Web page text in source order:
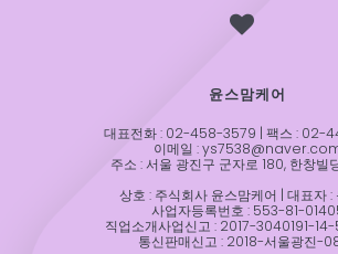
윤스맘케어
대표전화 : 02-458-3579 | 팩스 : 02-
이메일 :
주소 : 서울 광진구 군자로 180, 한창빌
상호 : 주식회사 윤스맘케어 | 대표자 :
사업자등록번호 : 553-81-
직업소개사업신고 : 2017-3040191-
통신판매신고 : 2018-서울광진-